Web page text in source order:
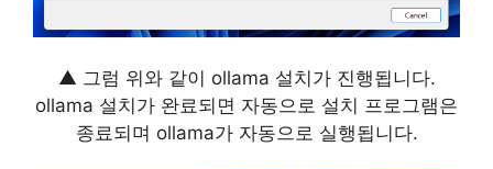
▲ 그럼 위와 같이 ollama 설치가 진행됩니다.
ollama 설치가 완료되면 자동으로 설치 프로그램은
종료되며 ollama가 자동으로 실행됩니다.